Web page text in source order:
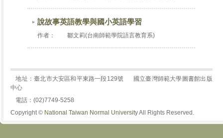
說故事英語教學與國小英語學習
作者： 鄒文莉(台南師範學院語言教育系)
地址：臺北市大安區和平東路一段129號
國立臺灣師範大學圖書館出版
中心
電話：(02)7749-5258
Copyright © National Taiwan Normal UniversityAll Rights Reserved.